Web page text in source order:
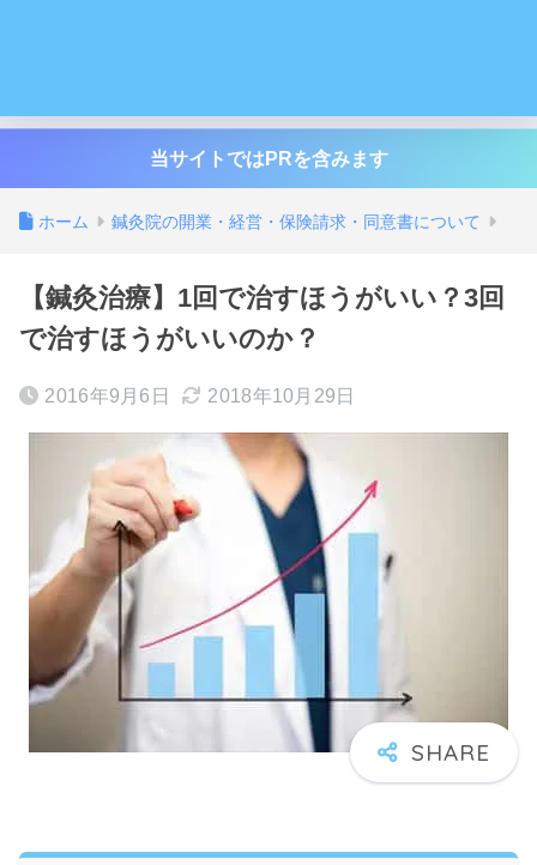
当サイトではPRを含みます
ホーム 鍼灸院の開業・経営・保険請求・同意書について
【鍼灸治療】1回で治すほうがいい？3回
で治すほうがいいのか？
2016年9月6日 2018年10月29日